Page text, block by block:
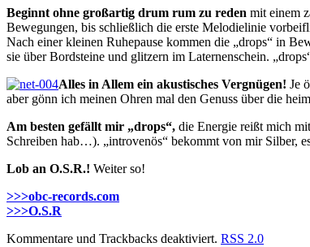
Beginnt ohne großartig drum rum zu reden mit einem
Bewegungen, bis schließlich die erste Melodielinie
Nach einer kleinen Ruhepause kommen die „drops“ in
sie über Bordsteine und glitzern im Laternenschein.
Alles in Allem ein akustisches Vergnügen! Je
aber gönn ich meinen Ohren mal den Genuss über die
Am besten gefällt mir „drops“, die Energie reißt mich
Schreiben hab…). „introvenös“ bekommt von mir Silber,
Lob an O.S.R.! Weiter so!
>>>obc-records.com
>>>O.S.R
Kommentare und Trackbacks deaktiviert. RSS 2.0